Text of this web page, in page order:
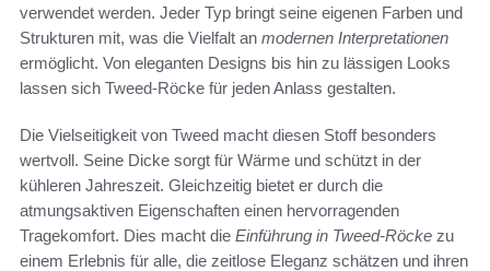
verwendet werden. Jeder Typ bringt seine eigenen Farben und
Strukturen mit, was die Vielfalt an modernen Interpretationen
ermöglicht. Von eleganten Designs bis hin zu lässigen Looks
lassen sich Tweed-Röcke für jeden Anlass gestalten.
Die Vielseitigkeit von Tweed macht diesen Stoff besonders
wertvoll. Seine Dicke sorgt für Wärme und schützt in der
kühleren Jahreszeit. Gleichzeitig bietet er durch die
atmungsaktiven Eigenschaften einen hervorragenden
Tragekomfort. Dies macht die Einführung in Tweed-Röcke zu
einem Erlebnis für alle, die zeitlose Eleganz schätzen und ihren